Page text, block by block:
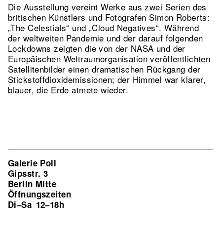
Die Ausstellung vereint Werke aus zwei Serien des
britischen Künstlers und Fotografen Simon Roberts:
„The Celestials“ und „Cloud Negatives“. Während
der weltweiten Pandemie und der darauf folgenden
Lockdowns zeigten die von der NASA und der
Europäischen Weltraumorganisation veröffentlichten
Satellitenbilder einen dramatischen Rückgang der
Stickstoffdioxidemissionen; der Himmel war klarer,
blauer, die Erde atmete wieder.
Galerie Poll
Gipsstr. 3
Berlin Mitte
Öffnungszeiten
Di–Sa 12–18h